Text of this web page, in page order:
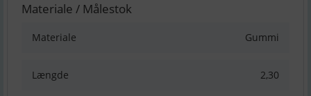
Materiale / Målestok
Materiale Gummi
Længde 2,30